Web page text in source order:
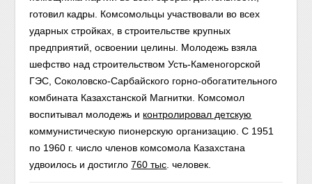
готовил кадры. Комсомольцы участвовали во всех
ударных стройках, в строительстве крупных
предприятий, освоении целины. Молодежь взяла
шефство над строительством Усть-Каменогорской
ГЭС, Соколовско-Сарбайского горно-обогатительного
комбината Казахстанской Магнитки.
Комсомол
воспитывал молодежь и контролировал детскую
коммунистическую пионерскую организацию. С 1951
по 1960 г. число членов комсомола Казахстана
удвоилось и достигло760 тыс . человек.